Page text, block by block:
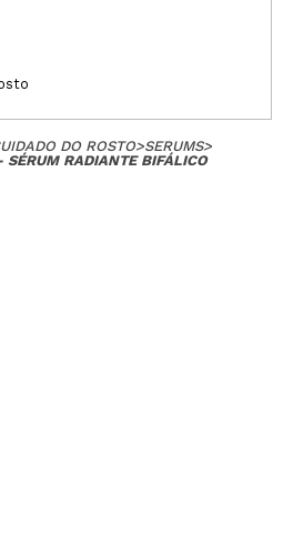
DO ROSTO>SERUMS>
RADIANTE BIFÁLICO